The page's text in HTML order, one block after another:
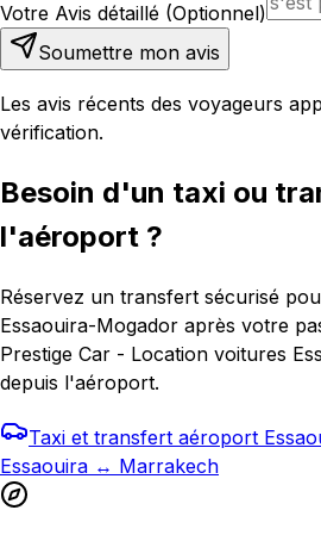
Votre Avis détaillé (Optionnel)
Soumettre mon avis
Les avis récents des voyageurs
vérification.
Besoin d'un taxi ou
l'aéroport ?
Réservez un transfert sécurisé
Essaouira-Mogador après votre
Prestige Car - Location voitures
depuis l'aéroport.
Taxi et transfert aéroport
Essaouira ↔ Marrakech